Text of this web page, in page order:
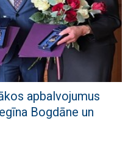
apbalvojumus
Bogdāne un